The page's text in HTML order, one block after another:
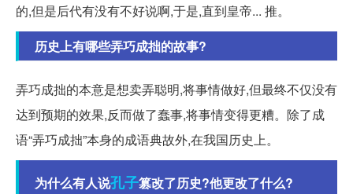
的,但是后代有没有不好说啊,于是,直到皇帝... 推。
历史上有哪些弄巧成拙的故事?
弄巧成拙的本意是想卖弄聪明,将事情做好,但最终不仅没有
达到预期的效果,反而做了蠢事,将事情变得更糟。除了成
语“弄巧成拙”本身的成语典故外,在我国历史上。
为什么有人说孔子篡改了历史?他更改了什么?